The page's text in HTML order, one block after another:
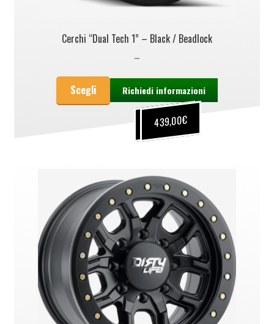
Cerchi “Dual Tech 1” – Black / Beadlock
399,00€
–
439,00€
Scegli Richiedi informazioni